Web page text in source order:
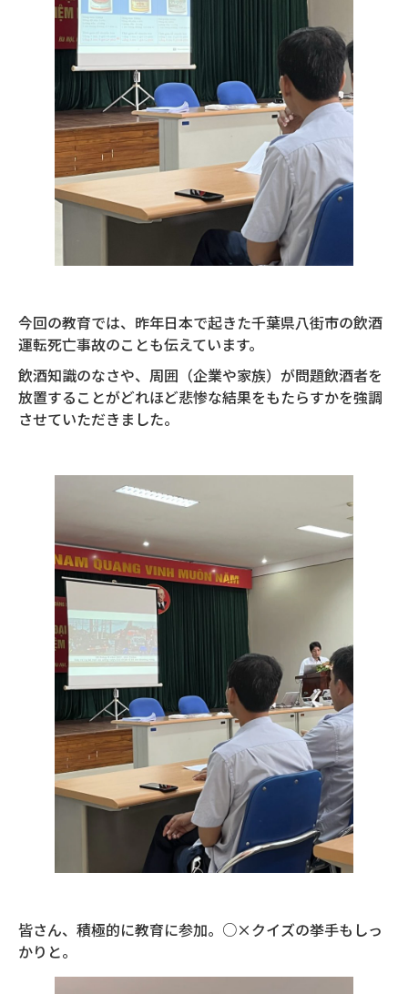
今回の教育では、昨年日本で起きた千葉県八街市の飲酒
運転死亡事故のことも伝えています。
飲酒知識のなさや、周囲（企業や家族）が問題飲酒者を
放置することがどれほど悲惨な結果をもたらすかを強調
させていただきました。
皆さん、積極的に教育に参加。○×クイズの挙手もしっ
かりと。